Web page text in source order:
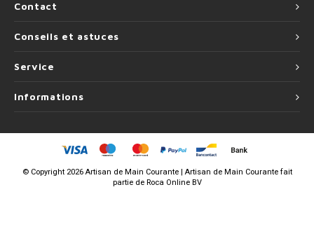
Contact
Conseils et astuces
Service
Informations
© Copyright2026 Artisan de Main Courante | Artisan de Main Courante fait
partie deRoca Online BV